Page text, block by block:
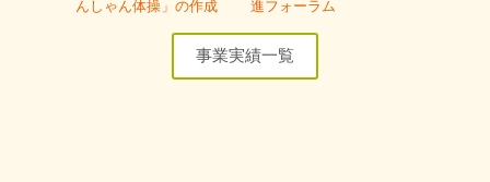
んしゃん体操」の作成 進フォーラム
事業実績一覧